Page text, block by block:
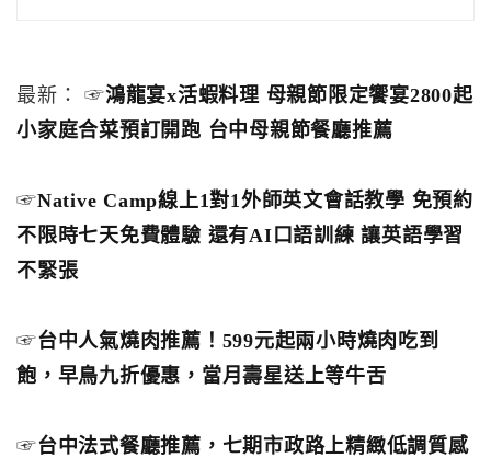
最新： ☞鴻龍宴x活蝦料理 母親節限定饗宴2800起
小家庭合菜預訂開跑 台中母親節餐廳推薦
☞Native Camp線上1對1外師英文會話教學 免預約
不限時七天免費體驗 還有AI口語訓練 讓英語學習
不緊張
☞台中人氣燒肉推薦！599元起兩小時燒肉吃到
飽，早鳥九折優惠，當月壽星送上等牛舌
☞台中法式餐廳推薦，七期市政路上精緻低調質感